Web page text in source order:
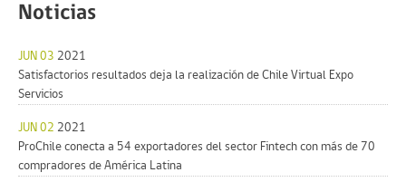
Noticias
JUN 03 2021
Satisfactorios resultados deja la realización de Chile Virtual Expo
Servicios
JUN 02 2021
ProChile conecta a 54 exportadores del sector Fintech con más de 70
compradores de América Latina